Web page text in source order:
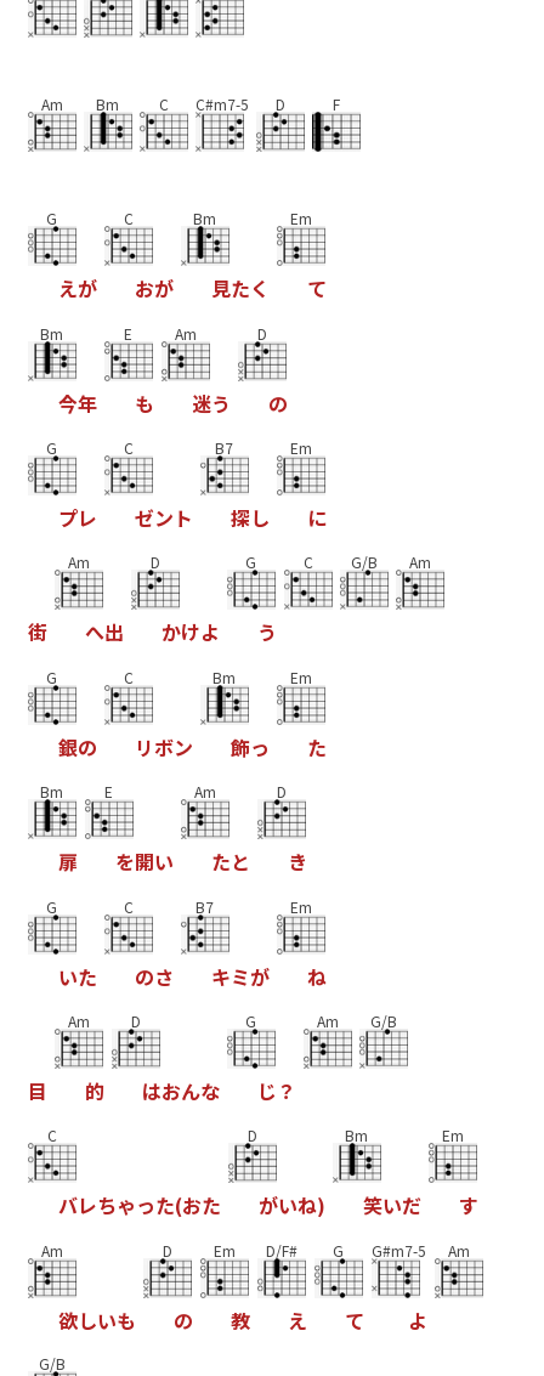
Am Bm C C#m7-5 D F
G
えが
C
おが
Bm
見たく
Em
て
Bm
今年
E
も
Am
迷う
D
の
G
プレ
C
ゼン ト
B7
探し
Em
に
街
Am
へ出
D
かけよ
G
う
C G/B Am
G
銀の
C
リボン
Bm
飾っ
Em
た
Bm
扉
E
を開い
Am
たと
D
き
G
いた
C
のさ
B7
キミが
Em
ね
目
Am
的
D
はおんな
G
じ ？
Am G/B
C
バレちゃった(おた
D
がいね)
Bm
笑いだ
Em
す
Am
欲しいも
D
の
Em
教
D/F#
え
G
て
G#m7-5
よ
Am
G/B